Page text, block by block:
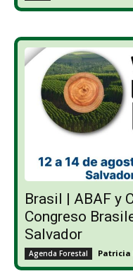
Brasil | ABAF y
Congreso
Salvador
Agenda Forestal Patricia